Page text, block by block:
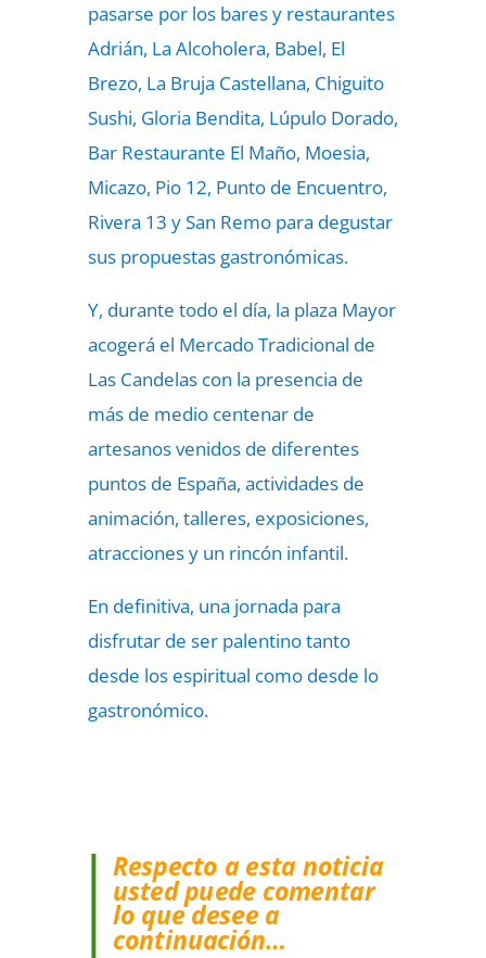
pasarse por los bares y restaurantes
Adrián, La Alcoholera, Babel, El
Brezo, La Bruja Castellana, Chiguito
Sushi, Gloria Bendita, Lúpulo Dorado,
Bar Restaurante El Maño, Moesia,
Micazo, Pio 12, Punto de Encuentro,
Rivera 13 y San Remo para degustar
sus propuestas gastronómicas.
Y, durante todo el día, la plaza Mayor
acogerá el Mercado Tradicional de
Las Candelas con la presencia de
más de medio centenar de
artesanos venidos de diferentes
puntos de España, actividades de
animación, talleres, exposiciones,
atracciones y un rincón infantil.
En definitiva, una jornada para
disfrutar de ser palentino tanto
desde los espiritual como desde lo
gastronómico.
Respecto a esta noticia
usted puede comentar
lo que desee a
continuación…